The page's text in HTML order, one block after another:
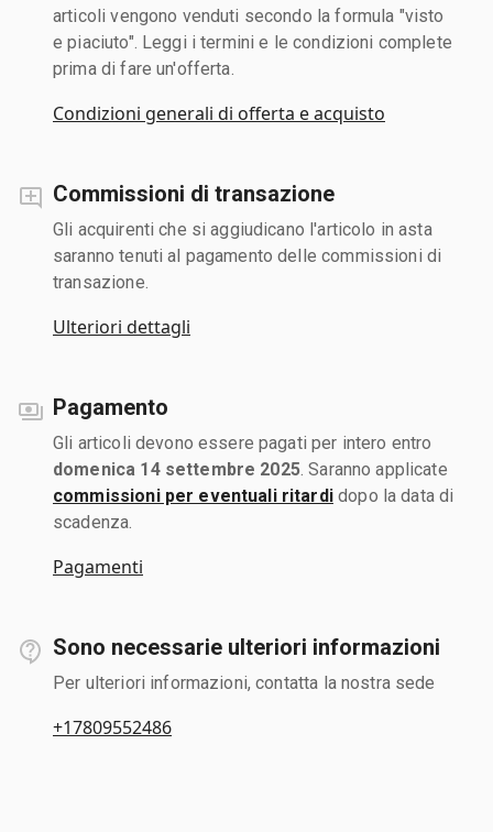
articoli vengono venduti secondo la formula "visto
e piaciuto". Leggi i termini e le condizioni complete
prima di fare un'offerta.
Condizioni generali di offerta e acquisto
Commissioni di transazione
Gli acquirenti che si aggiudicano l'articolo in asta
saranno tenuti al pagamento delle commissioni di
transazione.
Ulteriori dettagli
Pagamento
Gli articoli devono essere pagati per intero entro
domenica 14 settembre 2025. Saranno applicate
commissioni per eventuali ritardidopo la data di
scadenza.
Pagamenti
Sono necessarie ulteriori informazioni
Per ulteriori informazioni, contatta la nostra sede
+17809552486